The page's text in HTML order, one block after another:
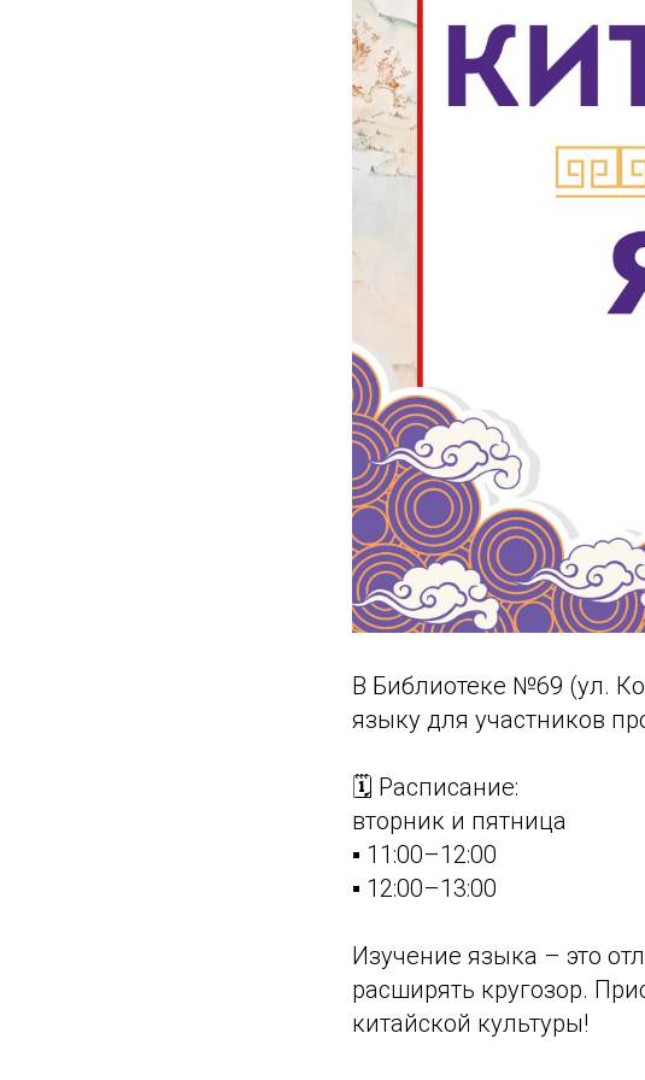
В Библиотеке №69 (ул.
языку для участников
🗓 Расписание:
вторник и пятница
▪️ 11:00–12:00
▪️ 12:00–13:00
Изучение языка – это
расширять кругозор.
китайской культуры!